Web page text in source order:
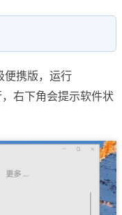
便携版，运行
右下角会提示软件状